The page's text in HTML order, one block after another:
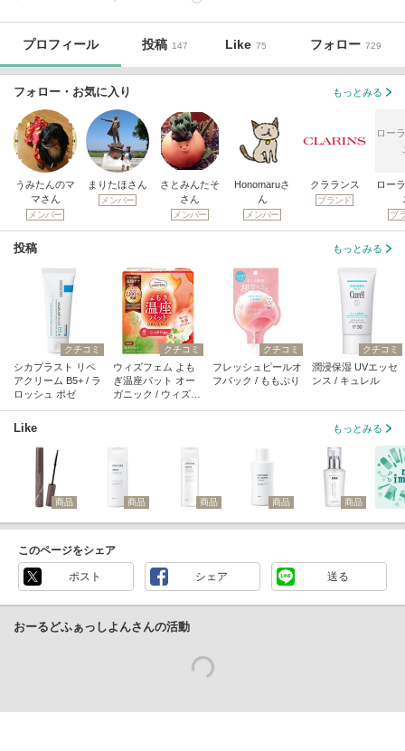
プロフィール 投稿 147 Like 75 フォロー 729
フォロー・お気に入り もっとみる
うみたんのマ
マさん
メンバー
まりたほさん
メンバー
さとみんたそ
さん
メンバー
Honomaruさ
ん
メンバー
クラランス
ブランド
ロー
ロー
ブ
投稿 もっとみる
クチコミ
シカプラスト リペ
アクリーム B5+ / ラ
ロッシュ ポゼ
クチコミ
ウィズフェム よも
ぎ温座パット オー
ガニック / ウィズフ
クチコミ
フレッシュピールオ
フパック / ももぷり
クチコミ
潤浸保湿 UVエッセ
ンス / キュレル
Like もっとみる
商品 商品 商品 商品 商品
このページをシェア
ポスト シェア 送る
おーるどふぁっしよんさんの活動